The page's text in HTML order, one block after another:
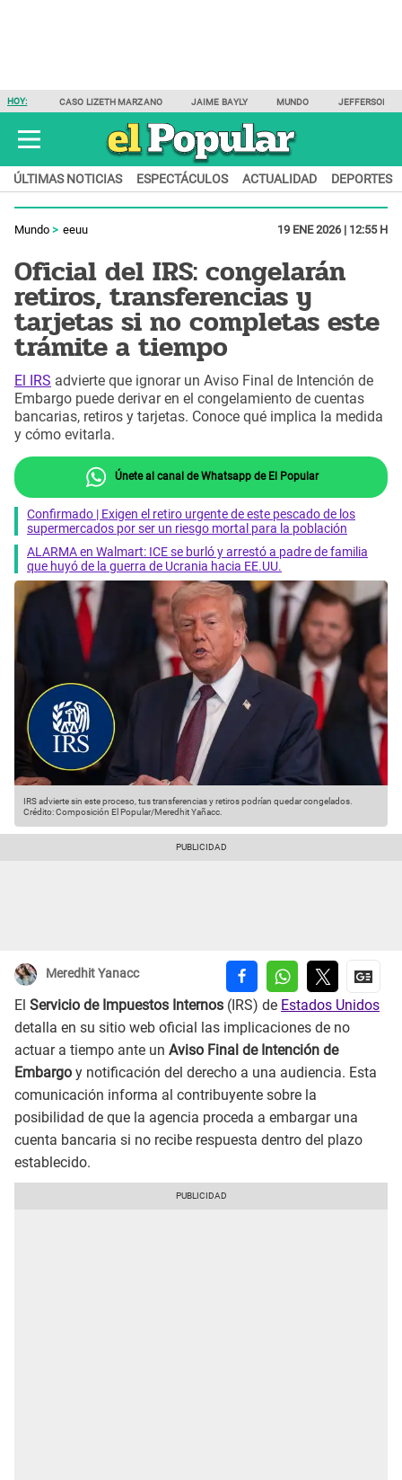
HOY: CASO LIZETH MARZANO JAIME BAYLY MUNDO JEFFERSON
ÚLTIMAS NOTICIAS ESPECTÁCULOS ACTUALIDAD DEPORTES
Mundo eeuu 19 ENE 2026 | 12:55 H
Oficial del IRS: congelarán
retiros, transferencias y
tarjetas si no completas este
trámite a tiempo
El IRS advierte que ignorar un Aviso Final de Intención de
Embargo puede derivar en el congelamiento de cuentas
bancarias, retiros y tarjetas. Conoce qué implica la medida
y cómo evitarla.
Únete al canal de Whatsapp de El Popular
Confirmado | Exigen el retiro urgente de este pescado de los
supermercados por ser un riesgo mortal para la población
ALARMA en Walmart: ICE se burló y arrestó a padre de familia
que huyó de la guerra de Ucrania hacia EE.UU.
IRS advierte sin este proceso, tus transferencias y retiros podrían quedar congelados.
Crédito: Composición El Popular/Meredhit Yañacc.
Meredhit Yanacc
El Servicio de Impuestos Internos (IRS) de Estados Unidos
detalla en su sitio web oficial las implicaciones de no
actuar a tiempo ante un Aviso Final de Intención de
Embargo y notificación del derecho a una audiencia. Esta
comunicación informa al contribuyente sobre la
posibilidad de que la agencia proceda a embargar una
cuenta bancaria si no recibe respuesta dentro del plazo
establecido.